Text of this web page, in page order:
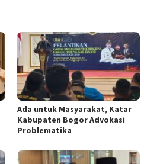
Ada untuk Masyarakat, Katar
Kabupaten Bogor Advokasi
Problematika